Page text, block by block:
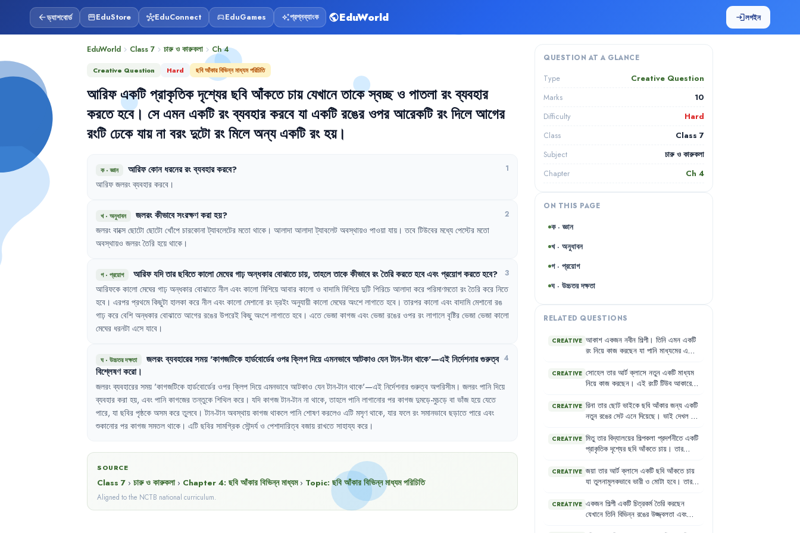
arrow_backড্যাশবোর্ড storefrontEduStore hubEduConnect sports_esportsEduGames auto_awesomeপ্রশ্নব্যাংক publicEduWorld loginলগইন
EduWorld chevron_right Class 7 chevron_right চারু ও কারুকলা chevron_right Ch4
Creative Question Hard ছবি আঁকার বিভিন্ন মাধ্যম পরিচিতি
আরিফ একটি প্রাকৃতিক দৃশ্যের ছবি আঁকতে চায় যেখানে তাকে স্বচ্ছ ও পাতলা রং ব্যবহার
করতে হবে। সে এমন একটি রং ব্যবহার করবে যা একটি রঙের ওপর আরেকটি রং দিলে আগের
রংটি ঢেকে যায় না বরং দুটো রং মিলে অন্য একটি রং হয়।
ক·জ্ঞান আরিফকোনধরনেররংব্যবহারকরবে? 1
আরিফ জলরং ব্যবহার করবে ।
খ· অনুধাবন জলরংকীভাবেসংরক্ষণকরাহয়? 2
জলরং বাক্সে ছোটো ছোটো খোঁপে চারকোনা ট্যাবলেটের মতো থাকে । আলাদা আলাদা ট্যাবলেট অবস্থায়ও পাওয়া যায় । তবে টিউবের মধ্যে পেস্টের মতো
অবস্থায়ও জলরং তৈরি হয়ে থাকে ।
গ· প্রয়োগ আরিফযদিতারছবিতেকালোমেঘেরগাঢ়অন্ধকারবোঝাতেচায়, তাহলেতাকেকীভাবেরংতৈরিকরতেহবেএবংপ্রয়োগকরতেহবে? 3
আরিফকে কালো মেঘের গাঢ় অন্ধকার বোঝাতে নীল এবং কালো মিশিয়ে আবার কালো ও বাদামি মিশিয়ে দুটি পিরিচে আলাদা করে পরিমাণমতো রং তৈরি করে নিতে
হবে । এরপর প্রথমে কিছুটা হালকা করে নীল এবং কালো মেশানো রং ড্রইং অনুযায়ী কালো মেঘের অংশে লাগাতে হবে । তারপর কালো এবং বাদামি মেশানো রঙ
গাঢ় করে বেশি অন্ধকার বোঝাতে আগের রঙের উপরেই কিছু অংশে লাগাতে হবে । এতে ভেজা কাগজ এবং ভেজা রঙের ওপর রং লাগালে বৃষ্টির ভেজা ভেজা কালো
মেঘের ধরনটা এসে যাবে ।
ঘ· উচ্চতর দক্ষতা জলরংব্যবহারেরসময় 'কাগজটিকেহার্ডবোর্ডেরওপরক্লিপদিয়েএমনভাবেআটকাওযেনটান-টানথাকে'—এইনির্দেশনারগুরুত্ব
বিশ্লেষণকরো।
4
জলরং ব্যবহারের সময় 'কাগজটিকে হার্ডবোর্ডের ওপর ক্লিপ দিয়ে এমনভাবে আটকাও যেন টান-টান থাকে'—এই নির্দেশনার গুরুত্ব অপরিসীম। জলরং পানি দিয়ে
ব্যবহার করা হয়, এবং পানি কাগজের তন্তুকে শিথিল করে । যদি কাগজ টান-টান না থাকে, তাহলে পানি লাগানোর পর কাগজ দুমড়ে-মুচড়ে বা ভাঁজ হয়ে যেতে
পারে, যা ছবির পৃষ্ঠকে অসম করে তুলবে । টান-টান অবস্থায় কাগজ থাকলে পানি শোষণ করলেও এটি মসৃণ থাকে, যার ফলে রং সমানভাবে ছড়াতে পারে এবং
শুকানোর পর কাগজ সমতল থাকে । এটি ছবির সামগ্রিক সৌন্দর্য ও পেশাদারিত্ব বজায় রাখতে সাহায্য করে ।
SOURCE
Class 7 › চারু ও কারুকলা › Chapter 4: ছবি আঁকার বিভিন্ন মাধ্যম › Topic: ছবি আঁকার বিভিন্ন মাধ্যম পরিচিতি
Aligned to the NCTB national curriculum.
QUESTION AT A GLANCE
Type Creative Question
Marks 10
Difficulty Hard
Class Class 7
Subject চারু ও কারুকলা
Chapter Ch 4
ON THIS PAGE
ক · জ্ঞান
খ · অনুধাবন
গ · প্রয়োগ
ঘ · উচ্চতর দক্ষতা
RELATED QUESTIONS
CREATIVE আকাশ একজন নবীন শিল্পী। তিনি এমন একটি
রং নিয়ে কাজ করছেন যা পানি মাধ্যমের এবং
থাকে। এই রংটি দিয়ে আঁকা ছবিতে উজ্জ্বলতা
ধরে রাখতে তিনি একাধিক তুলি এবং পরিষ্কার
CREATIVE সোহেল তার আর্ট ক্লাসে নতুন একটি মাধ্যম
নিয়ে কাজ করছেন । এই রংটি টিউব আকারে
থাকে। সোহেল দেখলেন যে, এই রংটি দিয়ে
কাগজ, বোর্ড বা ক্যানভাস—যে কোনোটিতেই
যায়।
CREATIVE রিনা তার ছোট ভাইকে ছবি আঁকার জন্য একটি
নতুন রঙের সেট এনে দিয়েছে । ভাই দেখল যে
ট্যাবলেটের মতো রয়েছে। রিনা তাকে শিখিয়ে
দিল যে এটি জল মিশিয়ে আঁকতে হয় এবং
CREATIVE মিতু তার বিদ্যালয়ের শিল্পকলা প্রদর্শনীতে একটি
প্রাকৃতিক দৃশ্যের ছবি আঁকতে চায় । তার
বললেন যা স্বচ্ছ ও পাতলা, এবং একটি রঙের
ওপর আরেকটি রং দিলে আগের রংটি ঢেকে যায়
এই রংটি সাধারণত কাগজের ওপর ব্যবহার
হয়ে থাকে।
CREATIVE জয়া তার আর্ট ক্লাসে একটি ছবি আঁকতে চায়
যা তুলনামূলকভাবে ভারী ও মোটা হবে । তার
বললেন যা পানি মাধ্যমে ব্যবহার করা হয়
একটির উপর অন্য একটি রঙের প্রলেপ দিলে
CREATIVE একজন শিল্পী একটি চিত্রকর্ম তৈরি করছেন
যেখানে তিনি বিভিন্ন রঙের উজ্জ্বলতা এবং